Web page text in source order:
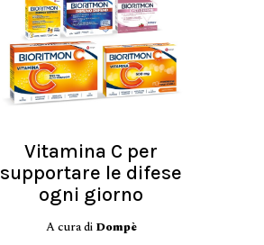
Vitamina C per
supportare le difese
ogni giorno
A cura di Dompè